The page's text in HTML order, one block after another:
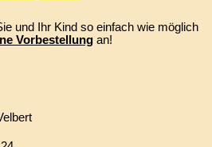
und Ihr Kind so einfach wie möglich
Vorbestellung an!